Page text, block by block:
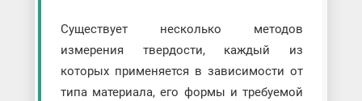
Существует несколько методов
измерения твердости, каждый из
которых применяется в зависимости от
типа материала, его формы и требуемой